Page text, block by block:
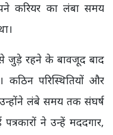
करियर का लंबा समय
से जुड़े रहने के बावजूद बाद
परिस्थितियों और
लंबे समय तक संघर्ष
ने उन्हें मददगार,